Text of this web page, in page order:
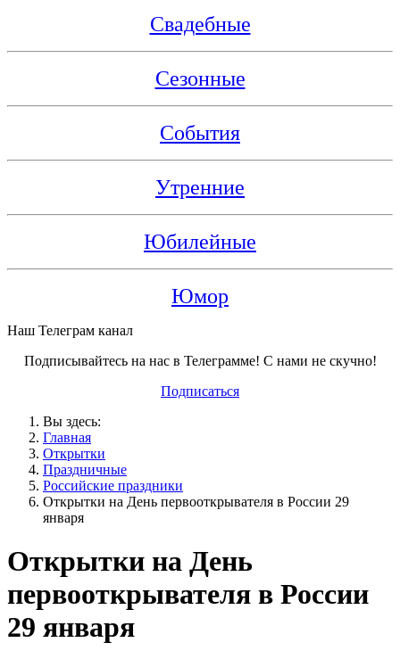
Свадебные
Сезонные
События
Утренние
Юбилейные
Юмор
Наш Телеграм канал
Подписывайтесь на нас в Телеграмме! С нами не скучно!
Подписаться
Вы здесь:
Главная
Открытки
Праздничные
Российские праздники
Открытки на День первооткрывателя в России 29
января
Открытки на День
первооткрывателя в России
29 января